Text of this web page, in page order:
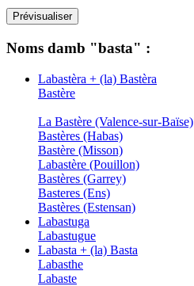
Noms damb "basta" :
Labastèra + (la) Bastèra
Bastère
La Bastère (Valence-sur-Baïse)
Bastères (Habas)
Bastère (Misson)
Labastère (Pouillon)
Bastères (Garrey)
Basteres (Ens)
Bastères (Estensan)
Labastuga
Labastugue
Labasta + (la) Basta
Labasthe
Labaste